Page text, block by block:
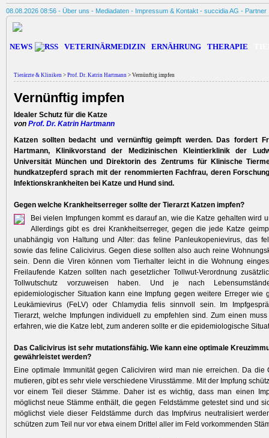
08.08.2026 08:56 - Über uns - Mediadaten - Impressum & Kontakt - succidia AG - Partner
NEWS VETERINÄRMEDIZIN ERNÄHRUNG THERAPIE
Tierärzte & Kliniken > Prof. Dr. Katrin Hartmann > Vernünftig impfen
Vernünftig impfen
Idealer Schutz für die Katze
von Prof. Dr. Katrin Hartmann
Katzen sollten bedacht und vernünftig geimpft werden. Das fordert
Hartmann, Klinikvorstand der Medizinischen Kleintierklinik der
Universität München und Direktorin des Zentrums für Klinische
hundkatzepferd sprach mit der renommierten Fachfrau, deren
Infektionskrankheiten bei Katze und Hund sind.
Gegen welche Krankheitserreger sollte der Tierarzt Katzen impfen?
Bei vielen Impfungen kommt es darauf an, wie die Katze gehalten wird
Allerdings gibt es drei Krankheitserreger, gegen die jede Katze
unabhängig von Haltung und Alter: das feline Panleukopenievirus, das
sowie das feline Calicivirus. Gegen diese sollten also auch reine
sein. Denn die Viren können vom Tierhalter leicht in die Wohnung
Freilaufende Katzen sollten nach gesetzlicher Tollwut-Verordnung
Tollwutschutz vorzuweisen haben. Und je nach
epidemiologischer Situation kann eine ­Impfung gegen weitere Erreger wie
Leukämievirus (FeLV) oder Chlamydia felis sinnvoll sein. Im
Tierarzt, welche Impfungen individuell zu empfehlen sind. Zum einen
erfahren, wie die Katze lebt, zum anderen sollte er die epidemiologische
Das Calicivirus ist sehr mutationsfähig. Wie kann eine optimale
gewährleistet werden?
Eine optimale Immunität gegen Caliciviren wird man nie erreichen. Da die
mutieren, gibt es sehr viele verschiedene Virusstämme. Mit der Impfung
vor einem Teil dieser Stämme. Daher ist es wichtig, dass man einen
möglichst neue Stämme enthält, die gegen Feldstämme getestet sind und
möglichst viele dieser Feldstämme durch das Impfvirus neutralisiert
schützen zum Teil nur vor etwa einem Drittel aller im Feld vorkommenden